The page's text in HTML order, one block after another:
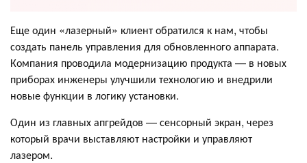
Еще один «лазерный» клиент обратился к нам, чтобы
создать панель управления для обновленного аппарата.
Компания проводила модернизацию продукта — в новых
приборах инженеры улучшили технологию и внедрили
новые функции в логику установки.
Один из главных апгрейдов — сенсорный экран, через
который врачи выставляют настройки и управляют
лазером.